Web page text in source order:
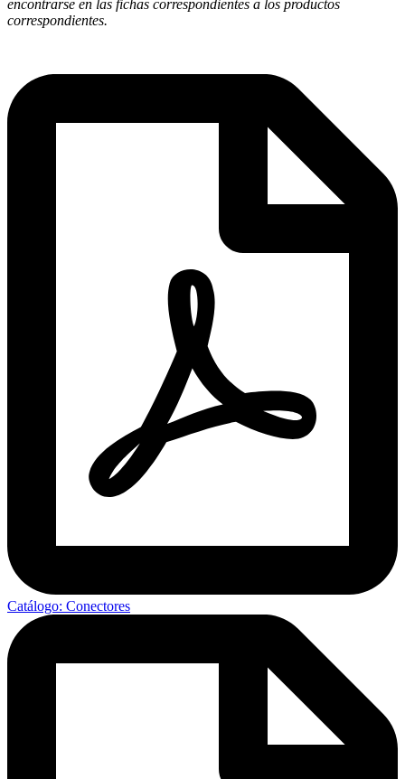
encontrarse en las fichas correspondientes a los productos
correspondientes.
Catálogo: Conectores